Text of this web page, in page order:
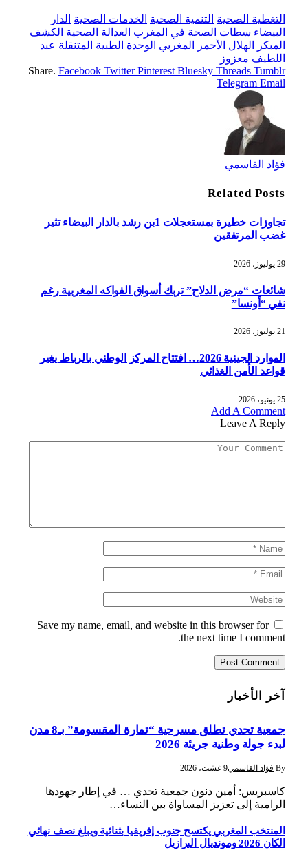
التغطية الصحية التنمية الصحية الخدمات الصحية الدار
البيضاء سطات الصحة في المغرب العدالة الصحية الكشف
المبكر
الهلال الأحمر المغربي الوحدة الطبية المتنقلة عبد
اللطيف معزوز
Share. Facebook Twitter Pinterest Bluesky Threads Tumblr
Telegram Email
فؤاد القاسمي
Related Posts
تجاوزات خطيرة بمستعجلات 1بن رشد بالدار البيضاء تثير
غضب المرتفقين
29 يوليوز، 2026
شائعات “مرض الدلاح” تربك أسواق الفواكه المغربية رغم
نفي “أونسا”
21 يوليوز، 2026
الموارد الجينية 2026… افتتاح المركز الوطني بالرباط يغير
قواعد الأمن الغذائي
25 يونيو، 2026
Add A Comment
Leave A Reply
Save my name, email, and website in this browser for
the next time I comment.
آخر الأخبار
جمعية تحدي تطلق مسرحية “تمارة المقسومة” بـ8 مدن
لبدء جولة وطنية جريئة 2026
By فؤاد القاسمي9 غشت، 2026
كاسبريس: أمين دنون جمعية تحدي … في إطار جهودها
الرامية إلى تعزيز المساواة بين النساء…
المنتخب المغربي يكتسح جنوب إفريقيا بثنائية ويبلغ نصف نهائي
الكان 2026 ومونديال البرازيل